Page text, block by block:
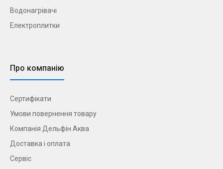
Водонагрівачі
Електроплитки
Про компанію
Сертифікати
Умови повернення товару
Компанія Дельфін Аква
Доставка і оплата
Сервіс